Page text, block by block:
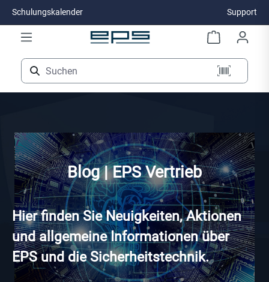
Zum Hauptinhalt springen
Schulungskalender Support
Blog | EPS Vertrieb
Hier finden Sie Neuigkeiten, Aktionen
und allgemeine Informationen über
EPS und die Sicherheitstechnik.